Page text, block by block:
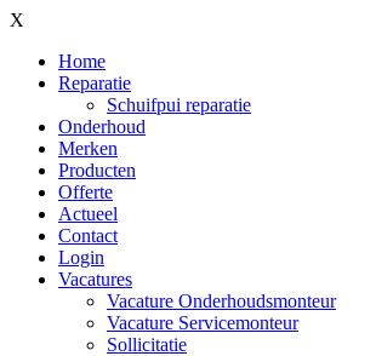
X
Home
Reparatie
Schuifpui reparatie
Onderhoud
Merken
Producten
Offerte
Actueel
Contact
Login
Vacatures
Vacature Onderhoudsmonteur
Vacature Servicemonteur
Sollicitatie